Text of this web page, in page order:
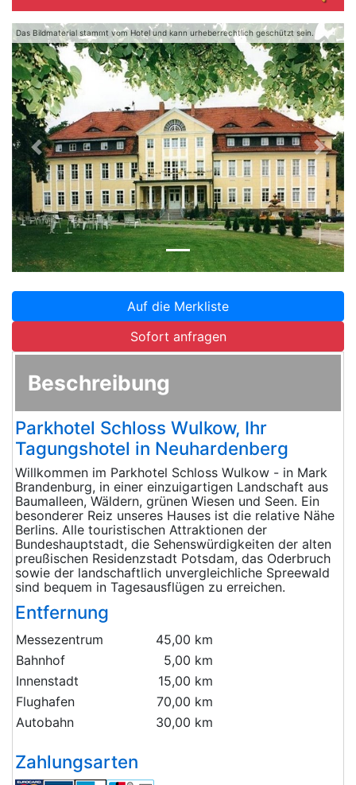
Das Bildmaterial stammt vom Hotel und kann urheberrechtlich geschützt sein.
Zurück
Auf die Merkliste
Sofort anfragen
Beschreibung
Parkhotel Schloss Wulkow, Ihr
Tagungshotel in Neuhardenberg
Willkommen im Parkhotel Schloss Wulkow - in Mark
Brandenburg, in einer einzuigartigen Landschaft aus
Baumalleen, Wäldern, grünen Wiesen und Seen. Ein
besonderer Reiz unseres Hauses ist die relative Nähe
Berlins. Alle touristischen Attraktionen der
Bundeshauptstadt, die Sehenswürdigkeiten der alten
preußischen Residenzstadt Potsdam, das Oderbruch
sowie der landschaftlich unvergleichliche Spreewald
sind bequem in Tagesausflügen zu erreichen.
Entfernung
Messezentrum
45,00 km
Bahnhof
5,00 km
Innenstadt
15,00 km
Flughafen
70,00 km
Autobahn
30,00 km
Zahlungsarten